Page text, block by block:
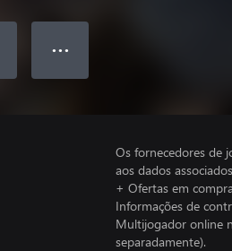
● ● ●
Os fornecedores de
aos dados
+ Ofertas em
Informações de
Multijogador online
separadamente).